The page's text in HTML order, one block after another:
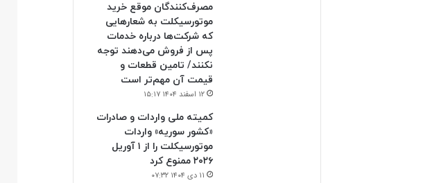
مصرف‌کنندگان موقع خرید
موتورسیکلت به شعارهایی
که شرکت‌ها درباره خدمات
پس از فروش می‌دهند توجه
نکنند/ تامین قطعات و
قیمت آن مهم‌تر است
۱۲ اسفند ۱۴۰۴ ۱۵:۱۷
کمیته ملی واردات و صادرات
«کشور سوریه» واردات
موتورسیکلت را از ۱ آوریل
۲۰۲۶ ممنوع کرد
۱۱ دی ۱۴۰۴ ۰۷:۳۲